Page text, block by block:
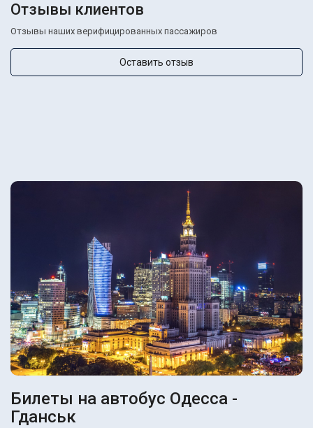
Отзывы клиентов
Отзывы наших верифицированных пассажиров
Оставить отзыв
Билеты на автобус Одесса -
Гданськ